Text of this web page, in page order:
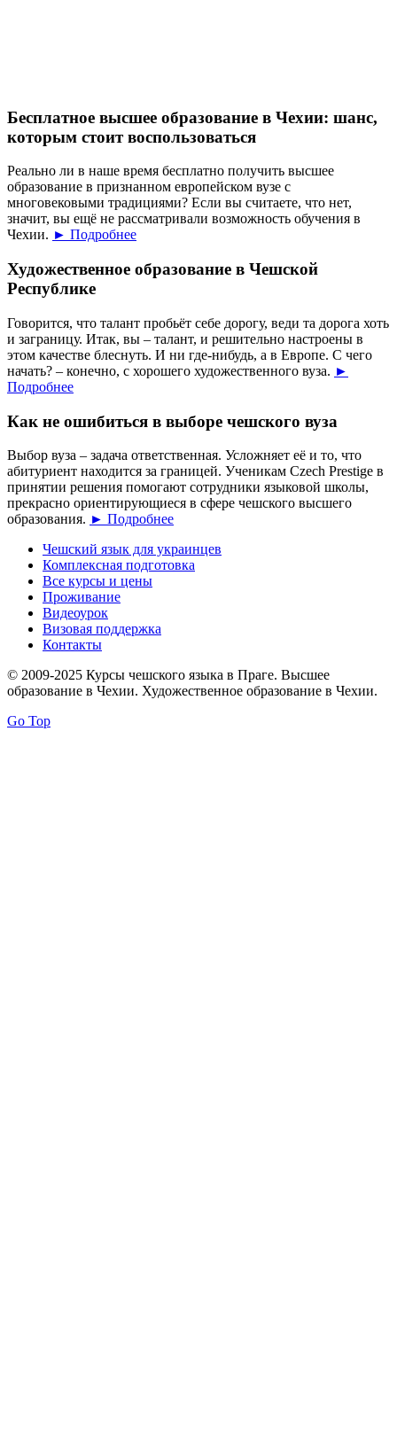
Бесплатное высшее образование в Чехии: шанс,
которым стоит воспользоваться
Реально ли в наше время бесплатно получить высшее
образование в признанном европейском вузе с
многовековыми традициями? Если вы считаете, что нет,
значит, вы ещё не рассматривали возможность обучения в
Чехии. ► Подробнее
Художественное образование в Чешской
Республике
Говорится, что талант пробьёт себе дорогу, веди та дорога хоть
и заграницу. Итак, вы – талант, и решительно настроены в
этом качестве блеснуть. И ни где-нибудь, а в Европе. С чего
начать? – конечно, с хорошего художественного вуза. ►
Подробнее
Как не ошибиться в выборе чешского вуза
Выбор вуза – задача ответственная. Усложняет её и то, что
абитуриент находится за границей. Ученикам Czech Prestige в
принятии решения помогают сотрудники языковой школы,
прекрасно ориентирующиеся в сфере чешского высшего
образования. ► Подробнее
Чешский язык для украинцев
Комплексная подготовка
Все курсы и цены
Проживание
Видеоурок
Визовая поддержка
Контакты
© 2009-2025 Курсы чешского языка в Праге. Высшее
образование в Чехии. Художественное образование в Чехии.
Go Top